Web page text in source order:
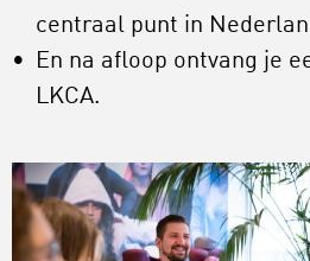
centraal punt in
En na afloop ontvang je
LKCA.